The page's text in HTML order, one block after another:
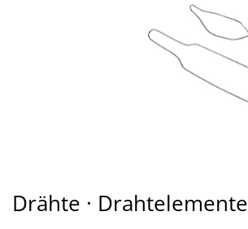
Drähte · Drahtelemente